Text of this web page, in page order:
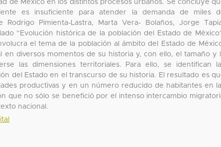
de México en los distintos procesos urbanos. Se concluye
es insuficiente para atender la demanda de miles
Pimienta-Lastra, Marta Vera- Bolaños, Jorge
“Evolución histórica de la población del Estado de
el tema de la población al ámbito del Estado de
diversos momentos de su historia y, con ello, el tamaño y
las dimensiones territoriales. Para ello, se identifican
del Estado en el transcurso de su historia. El resultado es
productivas y en un número reducido de habitantes en
que no sólo se benefició por el intenso intercambio
nacional.